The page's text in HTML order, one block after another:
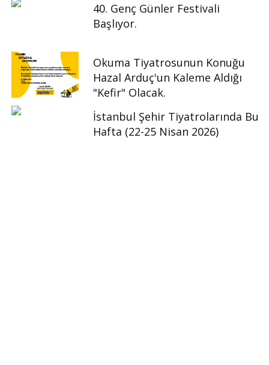
40. Genç Günler Festivali
Başlıyor.
Okuma Tiyatrosunun Konuğu
Hazal Arduç'un Kaleme Aldığı
"Kefir" Olacak.
İstanbul Şehir Tiyatrolarında Bu
Hafta (22-25 Nisan 2026)